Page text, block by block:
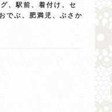
、駅前、着付け、セ
でぶ、肥満児、ぶさか